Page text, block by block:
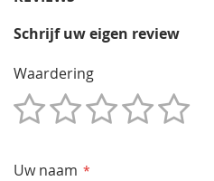
Schrijf uw eigen review
Waardering
Uw naam